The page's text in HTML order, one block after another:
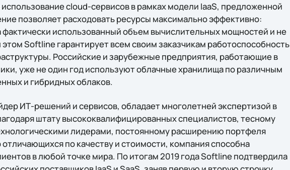
cloud-сервисов в рамках модели IaaS, предложенной
позволяет расходовать ресурсы максимально эффективно:
фактически использованный объем вычислительных мощностей и не
Softline гарантирует всем своим заказчикам работоспособность
Российские и зарубежные предприятия, работающие в
уже не один год используют облачные хранилища по различным
и гибридных облаков.
ИТ-решений и сервисов, обладает многолетней экспертизой в
штату высококвалифицированных специалистов, тесному
лидерами, постоянному расширению портфеля
по качеству и стоимости, компания способна
в любой точке мира. По итогам 2019 года Softline подтвердила